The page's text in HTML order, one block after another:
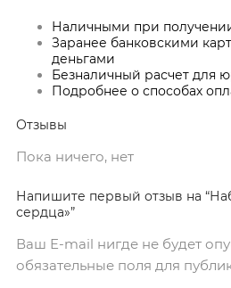
Наличными при
Заранее банковскими
деньгами
Безналичный расчет для
Подробнее о способах
Отзывы
Пока ничего, нет
Напишите первый отзыв на
сердца»”
Ваш E-mail нигде не будет
обязательные поля для